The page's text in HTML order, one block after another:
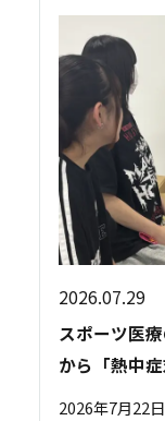
2026.07.29
スポーツ医
から「熱中
実践看護専
2026年7月22